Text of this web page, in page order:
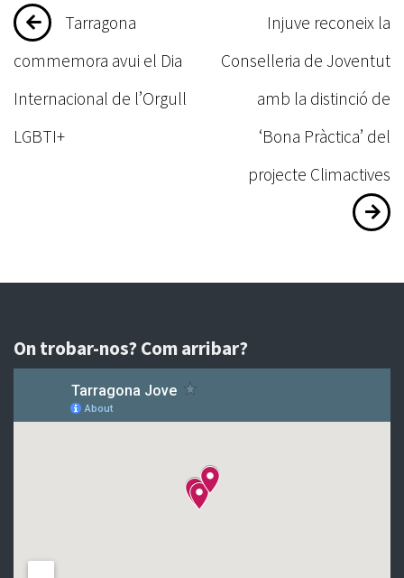
Navegació
d'entrades
Tarragona
commemora avui el Dia
Internacional de l’Orgull
LGBTI+
Injuve reconeix la
Conselleria de Joventut
amb la distinció de
‘Bona Pràctica’ del
projecte Climactives
On trobar-nos? Com arribar?